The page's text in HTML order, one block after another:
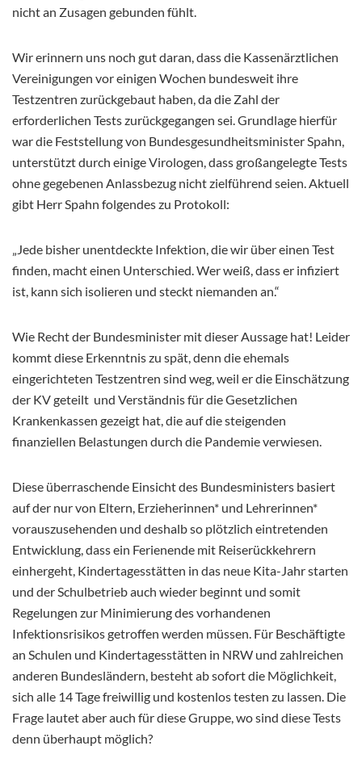
nicht an Zusagen gebunden fühlt.
Wir erinnern uns noch gut daran, dass die Kassenärztlichen
Vereinigungen vor einigen Wochen bundesweit ihre
Testzentren zurückgebaut haben, da die Zahl der
erforderlichen Tests zurückgegangen sei. Grundlage hierfür
war die Feststellung von Bundesgesundheitsminister Spahn,
unterstützt durch einige Virologen, dass großangelegte Tests
ohne gegebenen Anlassbezug nicht zielführend seien. Aktuell
gibt Herr Spahn folgendes zu Protokoll:
„Jede bisher unentdeckte Infektion, die wir über einen Test
finden, macht einen Unterschied. Wer weiß, dass er infiziert
ist, kann sich isolieren und steckt niemanden an.“
Wie Recht der Bundesminister mit dieser Aussage hat! Leider
kommt diese Erkenntnis zu spät, denn die ehemals
eingerichteten Testzentren sind weg, weil er die Einschätzung
der KV geteilt und Verständnis für die Gesetzlichen
Krankenkassen gezeigt hat, die auf die steigenden
finanziellen Belastungen durch die Pandemie verwiesen.
Diese überraschende Einsicht des Bundesministers basiert
auf der nur von Eltern, Erzieherinnen* und Lehrerinnen*
vorauszusehenden und deshalb so plötzlich eintretenden
Entwicklung, dass ein Ferienende mit Reiserückkehrern
einhergeht, Kindertagesstätten in das neue Kita-Jahr starten
und der Schulbetrieb auch wieder beginnt und somit
Regelungen zur Minimierung des vorhandenen
Infektionsrisikos getroffen werden müssen. Für Beschäftigte
an Schulen und Kindertagesstätten in NRW und zahlreichen
anderen Bundesländern, besteht ab sofort die Möglichkeit,
sich alle 14 Tage freiwillig und kostenlos testen zu lassen. Die
Frage lautet aber auch für diese Gruppe, wo sind diese Tests
denn überhaupt möglich?